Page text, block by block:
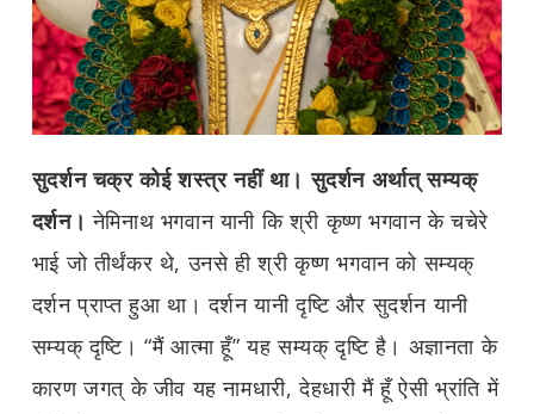
सुदर्शन चक्र कोई शस्त्र नहीं था। सुदर्शन अर्थात् सम्यक्
दर्शन। नेमिनाथ भगवान यानी कि श्री कृष्ण भगवान के चचेरे
भाई जो तीर्थंकर थे, उनसे ही श्री कृष्ण भगवान को सम्यक्
दर्शन प्राप्त हुआ था। दर्शन यानी दृष्टि और सुदर्शन यानी
सम्यक् दृष्टि। “मैं आत्मा हूँ” यह सम्यक् दृष्टि है। अज्ञानता के
कारण जगत् के जीव यह नामधारी, देहधारी मैं हूँ ऐसी भ्रांति में